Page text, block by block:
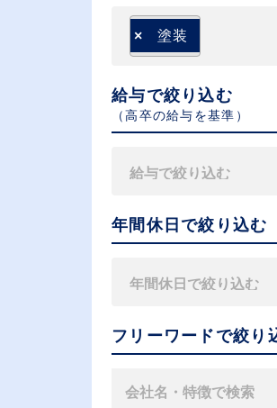
× 塗装
給与で絞り込む
（⾼卒の給与を基準）
年間休日で絞り込む
フリーワードで絞り